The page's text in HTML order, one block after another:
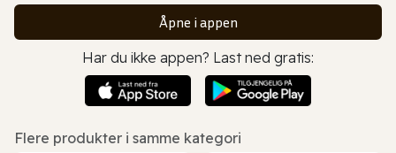
Åpne i appen
Har du ikke appen? Last ned gratis:
Flere produkter i samme kategori